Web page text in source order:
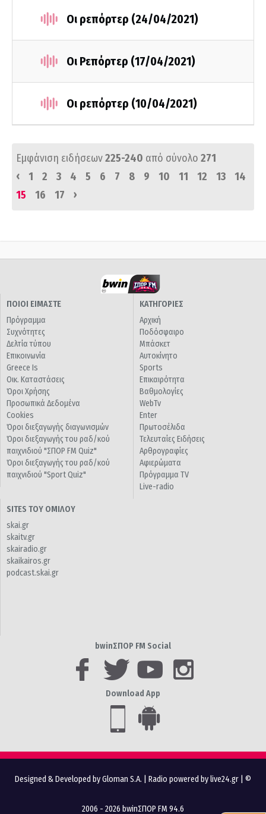
Οι ρεπόρτερ (24/04/2021)
Οι Ρεπόρτερ (17/04/2021)
Οι ρεπόρτερ (10/04/2021)
Εμφάνιση ειδήσεων225-240 από σύνολο 271
‹
1 2 3 4 5 6 7 8 9 10 11 12 13
14
15
16 17 ›
ΠΟΙΟΙ ΕΙΜΑΣΤΕ
Πρόγραμμα
Συχνότητες
Δελτία τύπου
Επικοινωνία
Greece Is
Οικ. Καταστάσεις
Όροι Χρήσης
Προσωπικά Δεδομένα
Cookies
Όροι διεξαγωγής διαγωνισμών
Όροι διεξαγωγής του ραδ/κού
παιχνιδιού "ΣΠΟΡ FM Quiz"
Όροι διεξαγωγής του ραδ/κού
παιχνιδιού "Sport Quiz"
ΚΑΤΗΓΟΡΙΕΣ
Αρχική
Ποδόσφαιρο
Μπάσκετ
Αυτοκίνητο
Sports
Επικαιρότητα
Βαθμολογίες
WebTv
Enter
Πρωτοσέλιδα
Τελευταίες Ειδήσεις
Αρθρογραφίες
Αφιερώματα
Πρόγραμμα TV
Live-radio
SITES ΤΟΥ ΟΜΙΛΟΥ
skai.gr
skaitv.gr
skairadio.gr
skaikairos.gr
podcast.skai.gr
bwinΣΠΟΡ FM Social
Download App
Designed & Developed by Gloman S.A. Radio powered by live24.gr | ©
2006 - 2026 bwinΣΠΟΡ FM 94.6